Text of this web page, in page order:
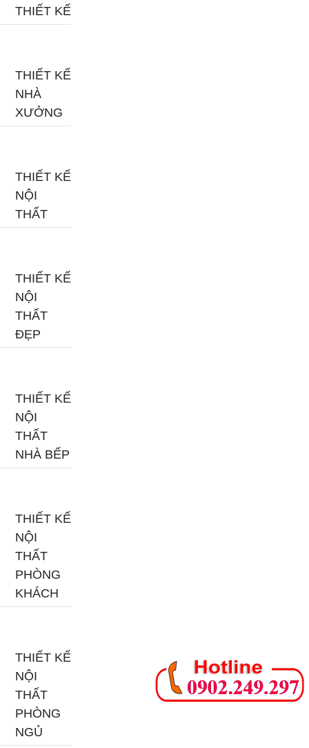
THIẾT KẾ
THIẾT KẾ
NHÀ
XƯỞNG
THIẾT KẾ
NỘI
THẤT
THIẾT KẾ
NỘI
THẤT
ĐẸP
THIẾT KẾ
NỘI
THẤT
NHÀ BẾP
THIẾT KẾ
NỘI
THẤT
PHÒNG
KHÁCH
THIẾT KẾ
NỘI
THẤT
PHÒNG
NGỦ